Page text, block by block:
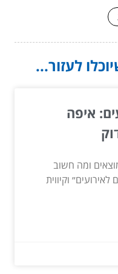
לעזור...
איפה
ומה חשוב
וקיווית